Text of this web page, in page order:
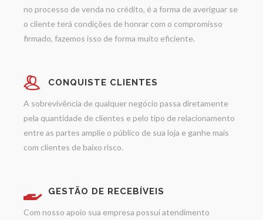
no processo de venda no crédito, é a forma de averiguar se
o cliente terá condições de honrar com o compromisso
firmado, fazemos isso de forma muito eficiente.
CONQUISTE CLIENTES
A sobrevivência de qualquer negócio passa diretamente
pela quantidade de clientes e pelo tipo de relacionamento
entre as partes amplie o público de sua loja e ganhe mais
com clientes de baixo risco.
GESTÃO DE RECEBÍVEIS
Com nosso apoio sua empresa possui atendimento